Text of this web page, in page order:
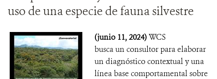
uso de una especie de fauna silvestre
(junio 11, 2024)WCS
busca un consultor para elaborar
un diagnóstico contextual y una
línea base comportamental sobre